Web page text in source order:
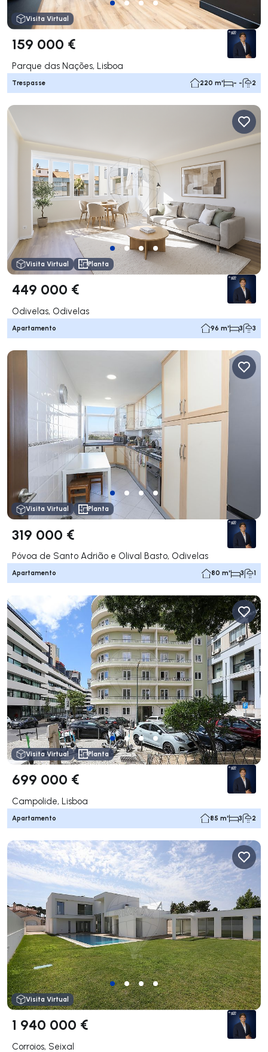
Visita Virtual
159 000 €
Parque das Nações, Lisboa
Trespasse 220 m² - - 2
Visita Virtual Planta
449 000 €
Odivelas, Odivelas
Apartamento 96 m² 3 3
Visita Virtual Planta
319 000 €
Póvoa de Santo Adrião e Olival Basto, Odivelas
Apartamento 80 m² 3 1
Visita Virtual Planta
699 000 €
Campolide, Lisboa
Apartamento 85 m² 3 2
Visita Virtual
1 940 000 €
Corroios, Seixal